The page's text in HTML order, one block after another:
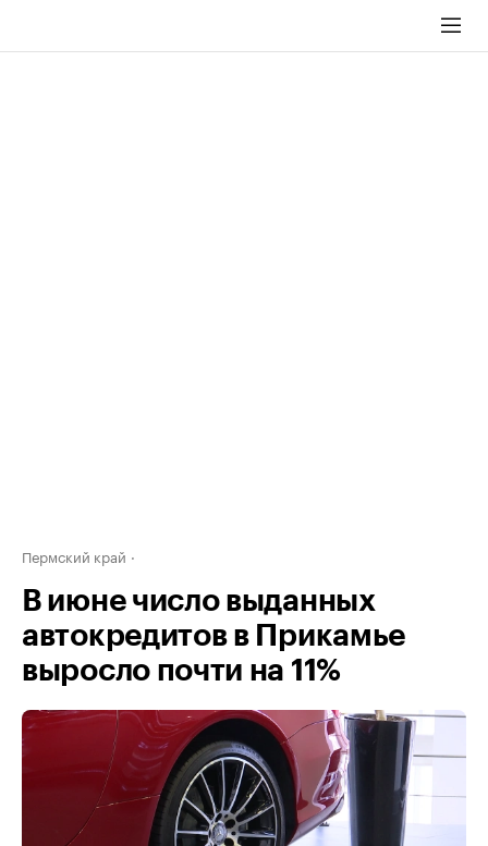
Пермский край
В июне число выданных
автокредитов в Прикамье
выросло почти на 11%